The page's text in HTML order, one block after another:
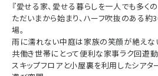
『愛せる家、愛せる暮らしを一人でも多くの
ただいまから始まり、ハーフ吹抜のある
場。
雨に濡れない中庭は家族の笑顔が絶えな
共働き世帯にとって便利な家事ラク回遊動
スキップフロアと小屋裏を利用したシア